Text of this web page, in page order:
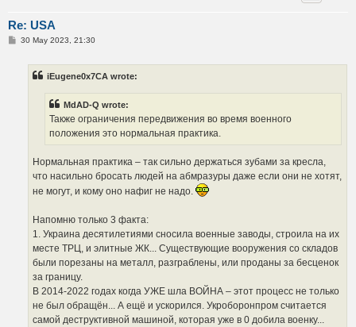
Re: USA
P30 May 2023, 21:30
iEugene0x7CA wrote:
MdAD-Q wrote:
Также ограничения передвижения во время военного
положения это нормальная практика.
Нормальная практика – так сильно держаться зубами за кресла,
что насильно бросать людей на абмразуры даже если они не хотят,
не могут, и кому оно нафиг не надо.
Напомню только 3 факта:
1. Украина десятилетиями сносила военные заводы, строила на их
месте ТРЦ, и элитные ЖК... Существующие вооружения со складов
были порезаны на металл, разграблены, или проданы за бесценок
за границу.
В 2014-2022 годах когда УЖЕ шла ВОЙНА – этот процесс не только
не был обращён... А ещё и ускорился. Укроборонпром считается
самой деструктивной машиной, которая уже в 0 добила военку...